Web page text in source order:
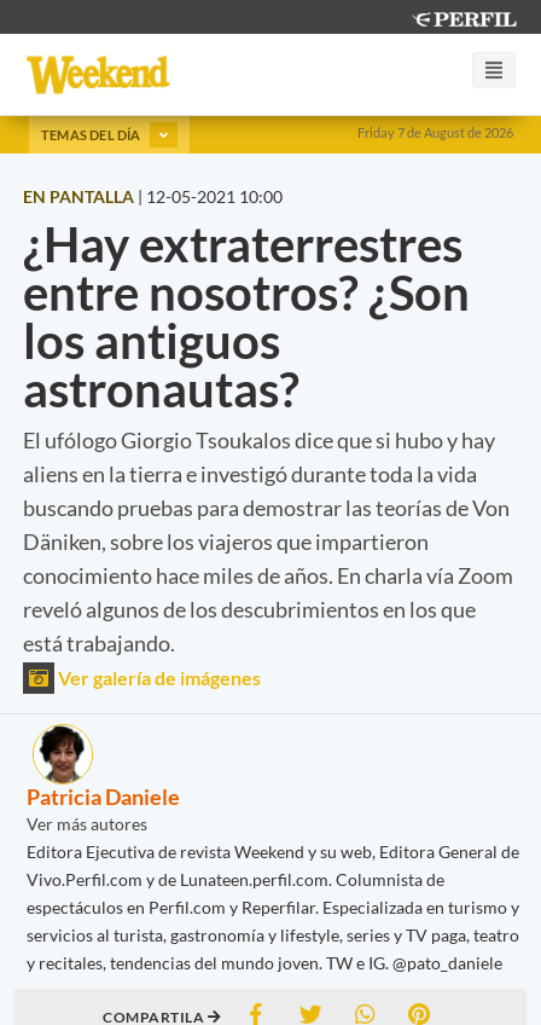
Friday 7 de August de 2026
TEMAS DEL DÍA
EN PANTALLA | 12-05-2021 10:00
¿Hay extraterrestres
entre nosotros? ¿Son
los antiguos
astronautas?
El ufólogo Giorgio Tsoukalos dice que si hubo y hay
aliens en la tierra e investigó durante toda la vida
buscando pruebas para demostrar las teorías de Von
Däniken, sobre los viajeros que impartieron
conocimiento hace miles de años. En charla vía Zoom
reveló algunos de los descubrimientos en los que
está trabajando.
Ver galería de imágenes
Patricia Daniele
Ver más autores
Editora Ejecutiva de revista Weekend y su web, Editora General de
Vivo.Perfil.com y de Lunateen.perfil.com. Columnista de
espectáculos en Perfil.com y Reperfilar. Especializada en turismo y
servicios al turista, gastronomía y lifestyle, series y TV paga, teatro
y recitales, tendencias del mundo joven. TW e IG. @pato_daniele
COMPARTILA